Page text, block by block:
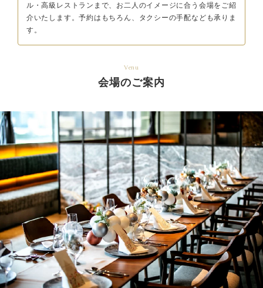
ル・高級レストランまで、 お二人のイメージに合う会場をご紹
介いたします。予約はもちろん、タクシーの手配なども承りま
す。
Venu
会場のご案内